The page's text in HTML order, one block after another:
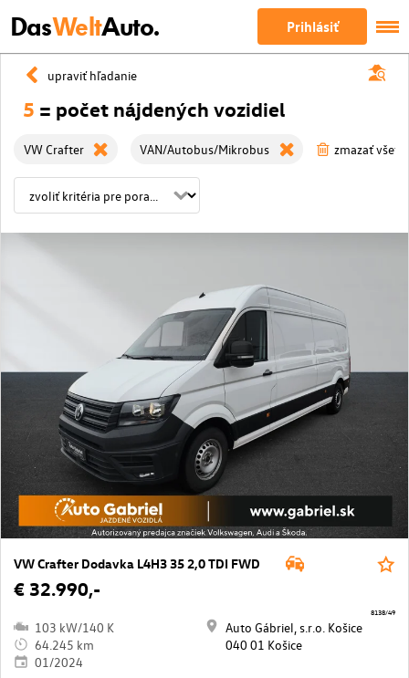
DasWeltAuto. Prihlásiť
upraviť hľadanie
5 = počet nájdených vozidiel
VW Crafter VAN/Autobus/Mikrobus zmazať
VW Crafter Dodavka L4H3 35 2,0 TDI FWD
€ 32.990,-
103 kW/140 K
64.245 km
01/2024
Auto Gábriel, s.r.o. Košice
040 01 Košice
8138/49